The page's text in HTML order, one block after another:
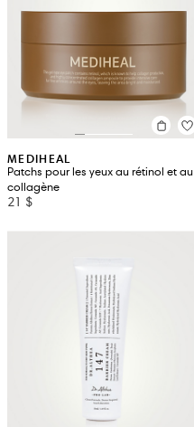
MEDIHEAL
Patchs pour les yeux au rétinol et au
collagène
21 $